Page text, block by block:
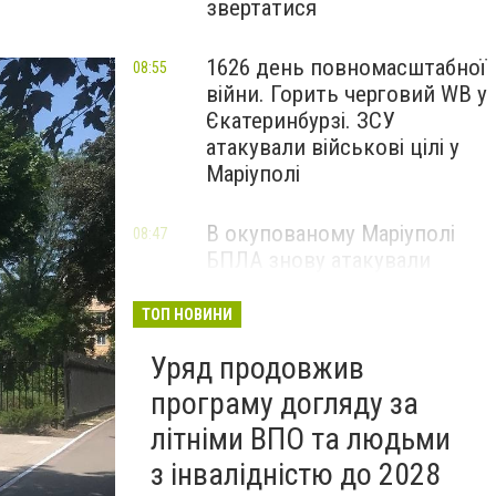
звертатися
1626 день повномасштабної
війни. Горить черговий WB у
Єкатеринбурзі. ЗСУ
атакували військові цілі у
Маріуполі
08:55
В окупованому Маріуполі
БПЛА знову атакували
— ВІДЕО
08:47
ТОП НОВИНИ
Уряд продовжив
програму догляду за
літніми ВПО та людьми
з інвалідністю до 2028